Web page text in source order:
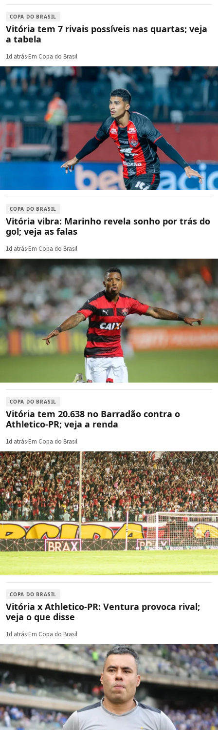
COPA DO BRASIL
Vitória tem 7 rivais possíveis nas quartas; veja
a tabela
1d atrás·Em Copa do Brasil
COPA DO BRASIL
Vitória vibra: Marinho revela sonho por trás do
gol; veja as falas
1d atrás·Em Copa do Brasil
COPA DO BRASIL
Vitória tem 20.638 no Barradão contra o
Athletico-PR; veja a renda
1d atrás·Em Copa do Brasil
COPA DO BRASIL
Vitória x Athletico-PR: Ventura provoca rival;
veja o que disse
1d atrás·Em Copa do Brasil